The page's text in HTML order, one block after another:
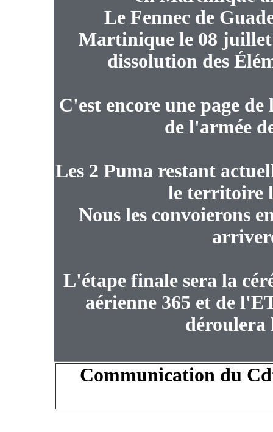
Le Fennec de
Martinique le 08 juillet
dissolution des
C'est encore une page
de l'armée
Les 2 Puma restant
le territoire
Nous les convoierons
L'étape finale sera la
aérienne 365 et de
déroulera
Communication du